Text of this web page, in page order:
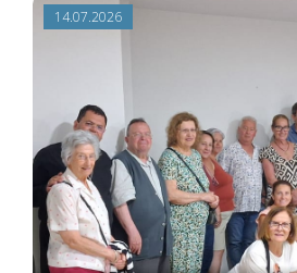
14.07.2026